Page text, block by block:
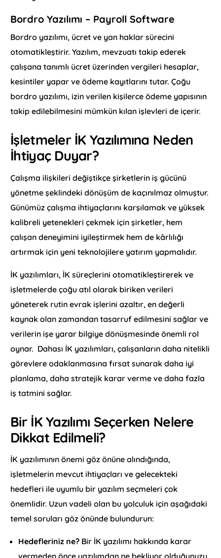
Bordro Yazılımı – Payroll Software
Bordro yazılımı, ücret ve yan haklar sürecini
otomatikleştirir. Yazılım, mevzuatı takip ederek
çalışana tanımlı ücret üzerinden vergileri hesaplar,
kesintiler yapar ve ödeme kayıtlarını tutar. Çoğu
bordro yazılımı, izin verilen kişilerce ödeme yapısının
takip edilebilmesini mümkün kılan işlevleri de içerir.
İşletmeler İK Yazılımına Neden
İhtiyaç Duyar?
Çalışma ilişkileri değiştikçe şirketlerin iş gücünü
yönetme şeklindeki dönüşüm de kaçınılmaz olmuştur.
Günümüz çalışma ihtiyaçlarını karşılamak ve yüksek
kalibreli yetenekleri çekmek için şirketler, hem
çalışan deneyimini iyileştirmek hem de kârlılığı
artırmak için yeni teknolojilere yatırım yapmalıdır.
İK yazılımları, İK süreçlerini otomatikleştirerek ve
işletmelerde çoğu atıl olarak biriken verileri
yöneterek rutin evrak işlerini azaltır, en değerli
kaynak olan zamandan tasarruf edilmesini sağlar ve
verilerin işe yarar bilgiye dönüşmesinde önemli rol
oynar. Dahası İK yazılımları, çalışanların daha nitelikli
görevlere odaklanmasına fırsat sunarak daha iyi
planlama, daha stratejik karar verme ve daha fazla
iş tatmini sağlar.
Bir İK Yazılımı Seçerken Nelere
Dikkat Edilmeli?
İK yazılımının önemi göz önüne alındığında,
işletmelerin mevcut ihtiyaçları ve gelecekteki
hedefleri ile uyumlu bir yazılım seçmeleri çok
önemlidir. Uzun vadeli olan bu yolculuk için aşağıdaki
temel soruları göz önünde bulundurun:
Hedefleriniz ne? Bir İK yazılımı hakkında karar